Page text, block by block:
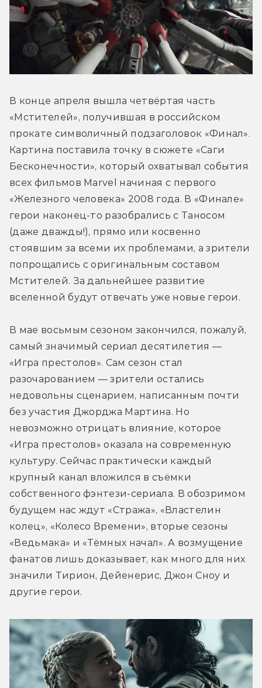
В конце апреля вышла четвёртая часть
«Мстителей», получившая в российском
прокате символичный подзаголовок «Финал».
Картина поставила точку в сюжете «Саги
Бесконечности», который охватывал события
всех фильмов Marvel начиная с первого
«Железного человека» 2008 года. В «Финале»
герои наконец-то разобрались с Таносом
(даже дважды!), прямо или косвенно
стоявшим за всеми их проблемами, а зрители
попрощались с оригинальным составом
Мстителей. За дальнейшее развитие
вселенной будут отвечать уже новые герои.
В мае восьмым сезоном закончился, пожалуй,
самый значимый сериал десятилетия —
«Игра престолов». Сам сезон стал
разочарованием — зрители остались
недовольны сценарием, написанным почти
без участия Джорджа Мартина. Но
невозможно отрицать влияние, которое
«Игра престолов» оказала на современную
культуру. Сейчас практически каждый
крупный канал вложился в съёмки
собственного фэнтези-сериала. В обозримом
будущем нас ждут «Стража», «Властелин
колец», «Колесо Времени», вторые сезоны
«Ведьмака» и «Тёмных начал». А возмущение
фанатов лишь доказывает, как много для них
значили Тирион, Дейенерис, Джон Сноу и
другие герои.